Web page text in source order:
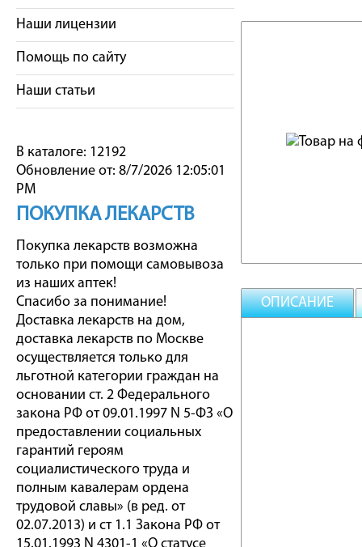
Наши лицензии
Помощь по сайту
Наши статьи
В каталоге: 12192
Обновление от: 8/7/2026 12:05:01
PM
ПОКУПКА ЛЕКАРСТВ
Покупка лекарств возможна
только при помощи самовывоза
из наших аптек!
Спасибо за понимание!
Доставка лекарств на дом,
доставка лекарств по Москве
осуществляется только для
льготной категории граждан на
основании ст. 2 Федерального
закона РФ от 09.01.1997 N 5-ФЗ «О
предоставлении социальных
гарантий героям
социалистического труда и
полным кавалерам ордена
трудовой славы» (в ред. от
02.07.2013) и ст 1.1 Закона РФ от
ОПИСАНИЕ